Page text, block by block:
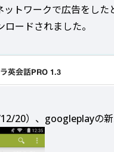
トワークで広告をした
ードされました。
20）、googleplayの